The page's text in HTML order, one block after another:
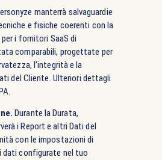
manterrà salvaguardie
e fisiche coerenti con la
i fornitori SaaS di
comparabili, progettate per
l’integrità e la
del Cliente. Ulteriori dettagli
Durante la Durata,
i Report e altri Dati del
con le impostazioni di
dati configurate nel tuo